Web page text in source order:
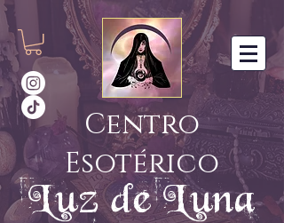
Centro
Esotérico
Luz de Luna